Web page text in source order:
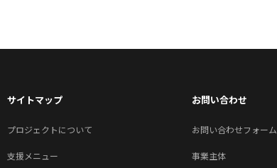
サイトマップ
プロジェクトについて
支援メニュー
お問い合わせ
お問い合わせフォーム
事業主体